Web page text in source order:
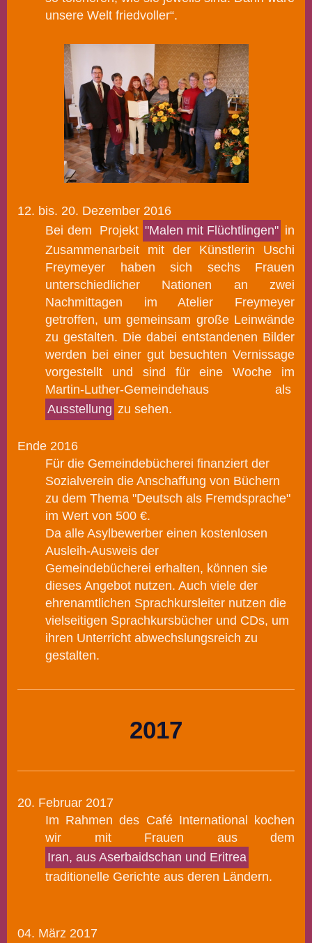
unsere Welt friedvoller“.
12. bis. 20. Dezember 2016
Bei dem Projekt "Malen mit Flüchtlingen" in
Zusammenarbeit mit der Künstlerin Uschi
Freymeyer haben sich sechs Frauen
unterschiedlicher Nationen an zwei
Nachmittagen im Atelier Freymeyer
getroffen, um gemeinsam große Leinwände
zu gestalten. Die dabei entstandenen Bilder
werden bei einer gut besuchten Vernissage
vorgestellt und sind für eine Woche im
Martin-Luther-Gemeindehaus als
Ausstellung zu sehen.
Ende 2016
Für die Gemeindebücherei finanziert der
Sozialverein die Anschaffung von Büchern
zu dem Thema "Deutsch als Fremdsprache"
im Wert von 500 €.
Da alle Asylbewerber einen kostenlosen
Ausleih-Ausweis der
Gemeindebücherei erhalten, können sie
dieses Angebot nutzen. Auch viele der
ehrenamtlichen Sprachkursleiter nutzen die
vielseitigen Sprachkursbücher und CDs, um
ihren Unterricht abwechslungsreich zu
gestalten.
2017
20. Februar 2017
Im Rahmen des Café International kochen
wir mit Frauen aus dem
Iran, aus Aserbaidschan und Eritrea
traditionelle Gerichte aus deren Ländern.
04. März 2017